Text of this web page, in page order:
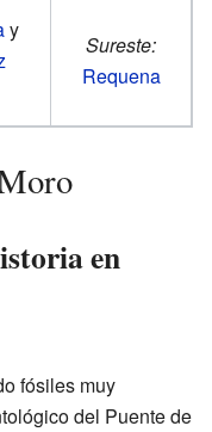
y
Sureste:
Requena
en
fósiles muy
del Puente de